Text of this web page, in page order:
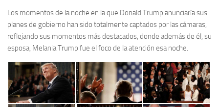
Los momentos de la noche en la que Donald Trump anunciaría sus
planes de gobierno han sido totalmente captados por las cámaras,
reflejando sus momentos más destacados, donde además de él, su
esposa, Melania Trump fue el foco de la atención esa noche.